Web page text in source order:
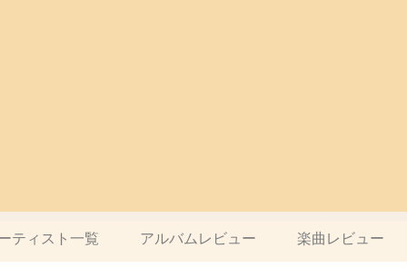
ティスト一覧 アルバムレビュー 楽曲レビュー